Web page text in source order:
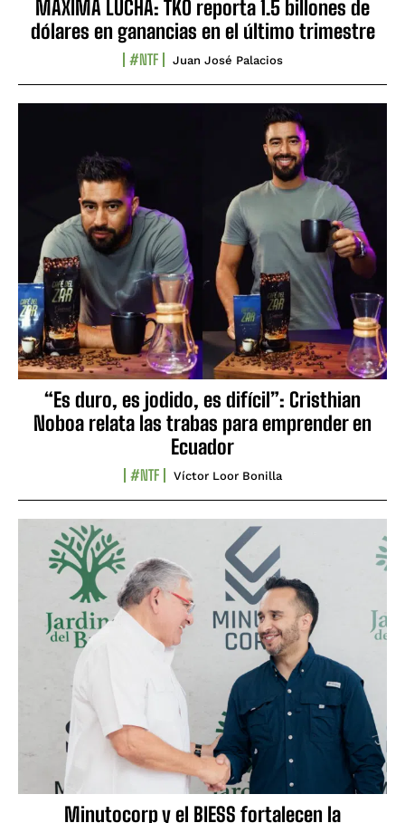
MÁXIMA LUCHA: TKO reporta 1.5 billones de
dólares en ganancias en el último trimestre
#NTF Juan José Palacios
“Es duro, es jodido, es difícil”: Cristhian
Noboa relata las trabas para emprender en
Ecuador
#NTF Víctor Loor Bonilla
Minutocorp y el BIESS fortalecen la